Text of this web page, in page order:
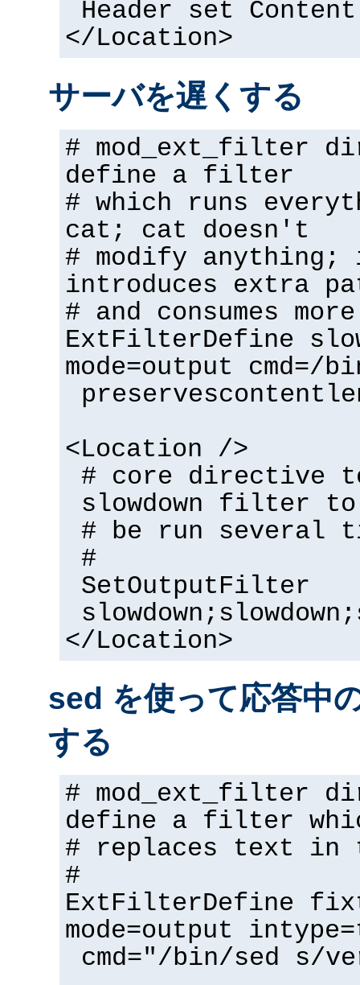
Header set
</Location>
サーバを遅くする
# mod_ext_filter
define a filter
# which runs
cat; cat doesn't
# modify
introduces extra
# and consumes
ExtFilterDefine
mode=output cmd=/
<Location />
# core directive
slowdown filter to
# be run several
#
SetOutputFilter
</Location>
sed を使って応答中
する
# mod_ext_filter
define a filter
# replaces text in
#
ExtFilterDefine
mode=output
cmd="/bin/sed s/